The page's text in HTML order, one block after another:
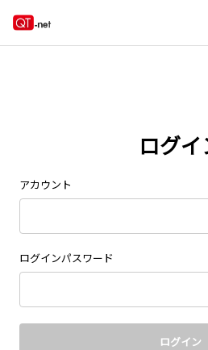
ログイ
アカウント
ログインパスワード
ログイン